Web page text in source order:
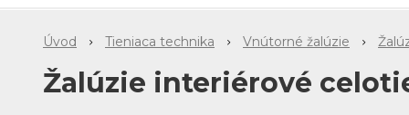
Úvod Tieniaca technika Vnútorné žalúzie
Žalúzie interiérové